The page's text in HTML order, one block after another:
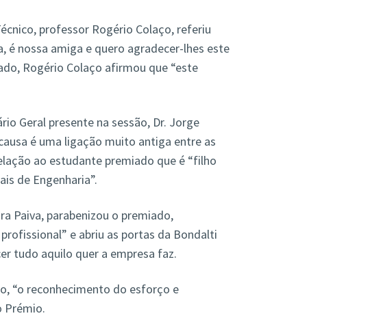
professor Rogério Colaço, referiu
é nossa amiga e quero agradecer-lhes este
Rogério Colaço afirmou que “este
Geral presente na sessão, Dr. Jorge
é uma ligação muito antiga entre as
ao estudante premiado que é “filho
de Engenharia”.
Paiva, parabenizou o premiado,
e abriu as portas da Bondalti
tudo aquilo quer a empresa faz.
“o reconhecimento do esforço e
Prémio.